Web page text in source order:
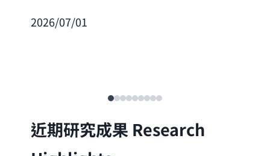
2026/07/01
近期研究成果 Research